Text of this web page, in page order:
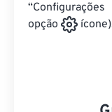
opção